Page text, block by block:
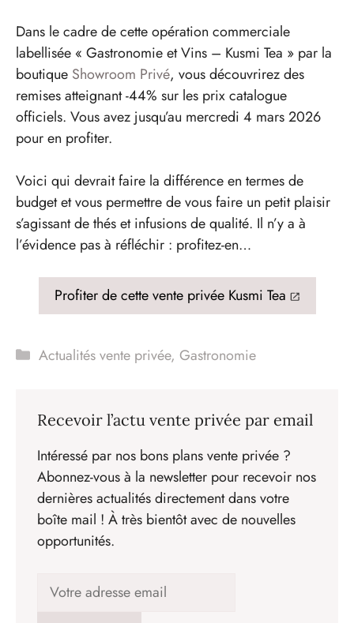
Dans le cadre de cette opération commerciale
labellisée « Gastronomie et Vins – Kusmi Tea » par la
boutique Showroom Privé, vous découvrirez des
remises atteignant -44% sur les prix catalogue
officiels. Vous avez jusqu’au mercredi 4 mars 2026
pour en profiter.
Voici qui devrait faire la différence en termes de
budget et vous permettre de vous faire un petit plaisir
s’agissant de thés et infusions de qualité. Il n’y a à
l’évidence pas à réfléchir : profitez-en…
Profiter de cette vente privée Kusmi Tea
Catégories
Actualités vente privée, Gastronomie
Recevoir l’actu vente privée par email
Intéressé par nos bons plans vente privée ?
Abonnez-vous à la newsletter pour recevoir nos
dernières actualités directement dans votre
boîte mail ! À très bientôt avec de nouvelles
opportunités.